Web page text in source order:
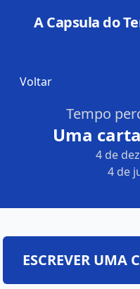
A Capsula do
Voltar
Tempo
Uma
4 de
4 de
ESCREVER UMA